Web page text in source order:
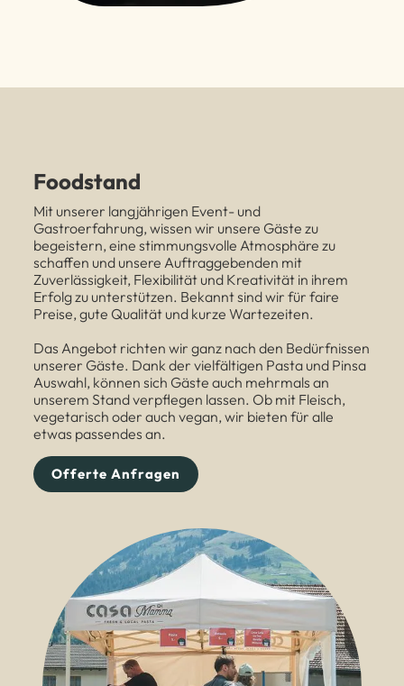
Foodstand
Mit unserer langjährigen Event- und
Gastroerfahrung, wissen wir unsere Gäste zu
begeistern, eine stimmungsvolle Atmosphäre zu
schaffen und unsere Auftraggebenden mit
Zuverlässigkeit, Flexibilität und Kreativität in ihrem
Erfolg zu unterstützen. Bekannt sind wir für faire
Preise, gute Qualität und kurze Wartezeiten.
Das Angebot richten wir ganz nach den Bedürfnissen
unserer Gäste. Dank der vielfältigen Pasta und Pinsa
Auswahl, können sich Gäste auch mehrmals an
unserem Stand verpflegen lassen. Ob mit Fleisch,
vegetarisch oder auch vegan, wir bieten für alle
etwas passendes an.
Offerte Anfragen